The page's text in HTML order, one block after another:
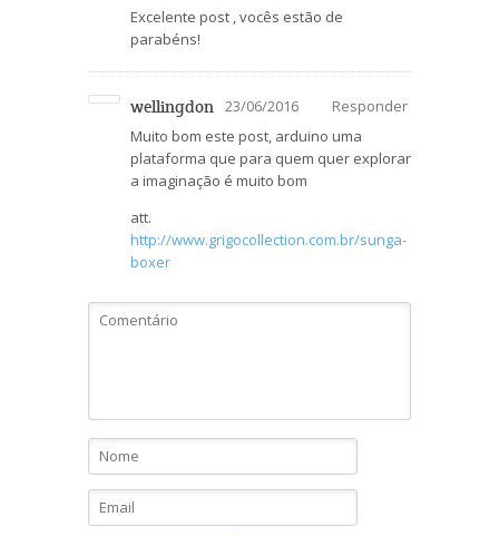
Excelente post , vocês estão de
parabéns!
wellingdon 23/06/2016
Responder
Muito bom este post, arduino uma
plataforma que para quem quer explorar
a imaginação é muito bom
att.
http://www.grigocollection.com.br/sunga-
boxer